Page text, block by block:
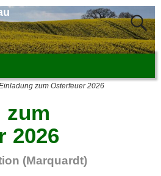
zum Osterfeuer 2026
zum
2026
(Marquardt)